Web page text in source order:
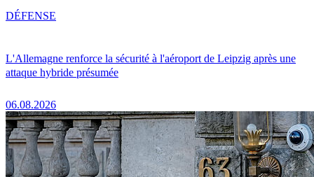
L'Allemagne renforce la sécurité à l'aéroport de Leipzig après une
attaque hybride présumée
06.08.2026
DÉFENSE